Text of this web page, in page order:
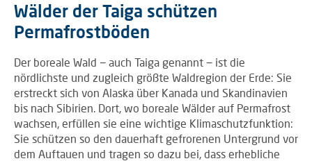
Wälder der Taiga schützen
Permafrostböden
Der boreale Wald − auch Taiga genannt − ist die
nördlichste und zugleich größte Waldregion der Erde: Sie
erstreckt sich von Alaska über Kanada und Skandinavien
bis nach Sibirien. Dort, wo boreale Wälder auf Permafrost
wachsen, erfüllen sie eine wichtige Klimaschutzfunktion:
Sie schützen so den dauerhaft gefrorenen Untergrund vor
dem Auftauen und tragen so dazu bei, dass erhebliche